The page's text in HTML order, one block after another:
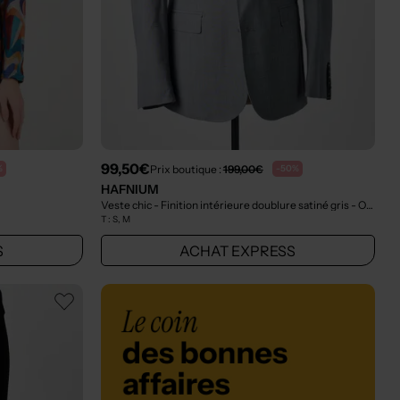
99,50€Prix boutique : 199,00€ -50%
HAFNIUM
Veste chic - Finition intérieure doublure satiné gris - Outlet
T : S, M
ACHAT EXPRESS